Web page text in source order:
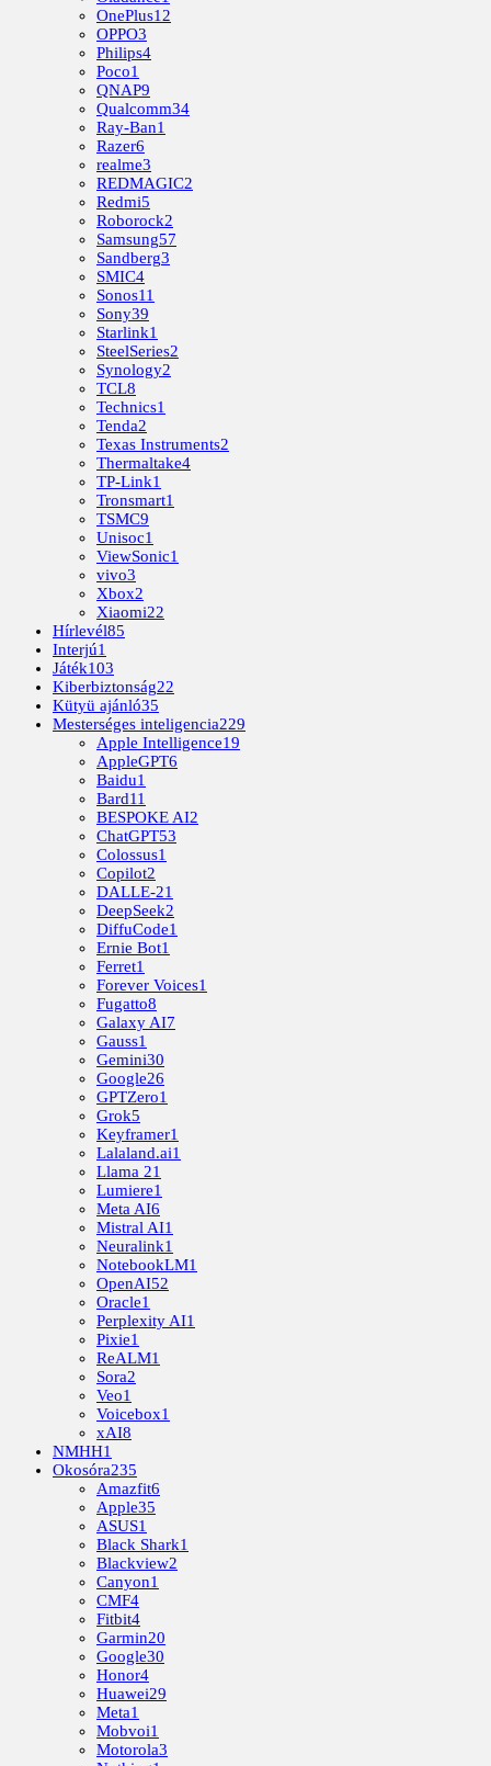
OnePlus12
OPPO3
Philips4
Poco1
QNAP9
Qualcomm34
Ray-Ban1
Razer6
realme3
REDMAGIC2
Redmi5
Roborock2
Samsung57
Sandberg3
SMIC4
Sonos11
Sony39
Starlink1
SteelSeries2
Synology2
TCL8
Technics1
Tenda2
Texas Instruments2
Thermaltake4
TP-Link1
Tronsmart1
TSMC9
Unisoc1
ViewSonic1
vivo3
Xbox2
Xiaomi22
Hírlevél85
Interjú1
Játék103
Kiberbiztonság22
Kütyü ajánló35
Mesterséges inteligencia229
Apple Intelligence19
AppleGPT6
Baidu1
Bard11
BESPOKE AI2
ChatGPT53
Colossus1
Copilot2
DALLE-21
DeepSeek2
DiffuCode1
Ernie Bot1
Ferret1
Forever Voices1
Fugatto8
Galaxy AI7
Gauss1
Gemini30
Google26
GPTZero1
Grok5
Keyframer1
Lalaland.ai1
Llama 21
Lumiere1
Meta AI6
Mistral AI1
Neuralink1
NotebookLM1
OpenAI52
Oracle1
Perplexity AI1
Pixie1
ReALM1
Sora2
Veo1
Voicebox1
xAI8
NMHH1
Okosóra235
Amazfit6
Apple35
ASUS1
Black Shark1
Blackview2
Canyon1
CMF4
Fitbit4
Garmin20
Google30
Honor4
Huawei29
Meta1
Mobvoi1
Motorola3